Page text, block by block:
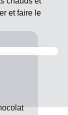
et faire le